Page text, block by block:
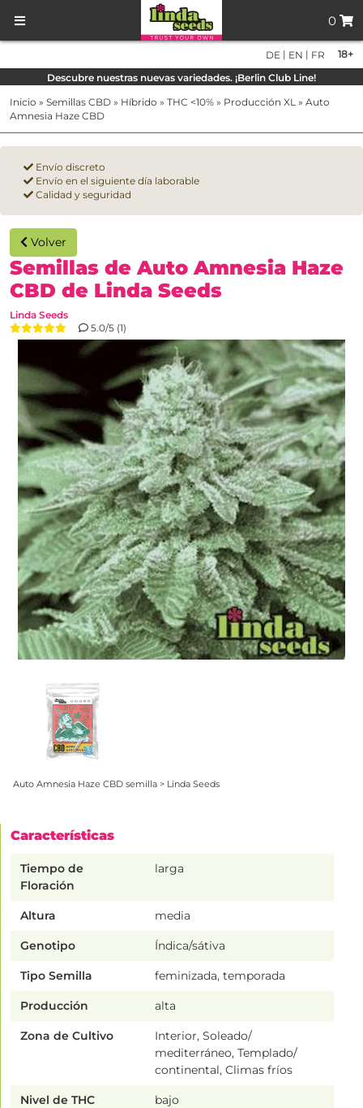
0
18+
DE | EN | FR
Descubre nuestras nuevas variedades. ¡Berlin Club Line!
Inicio » Semillas CBD » Híbrido » THC <10% » Producción XL » Auto
Amnesia Haze CBD
Envío discreto
Envío en el siguiente día laborable
Calidad y seguridad
Volver
Semillas de Auto Amnesia Haze
CBD de Linda Seeds
Linda Seeds
5.0/5 (1)
Auto Amnesia Haze CBD semilla > Linda Seeds
Características
Tiempo de
Floración
larga
Altura media
Genotipo Índica/sátiva
Tipo Semilla feminizada, temporada
Producción alta
Zona de Cultivo
Interior, Soleado/
mediterráneo, Templado/
continental, Climas fríos
Nivel de THC bajo